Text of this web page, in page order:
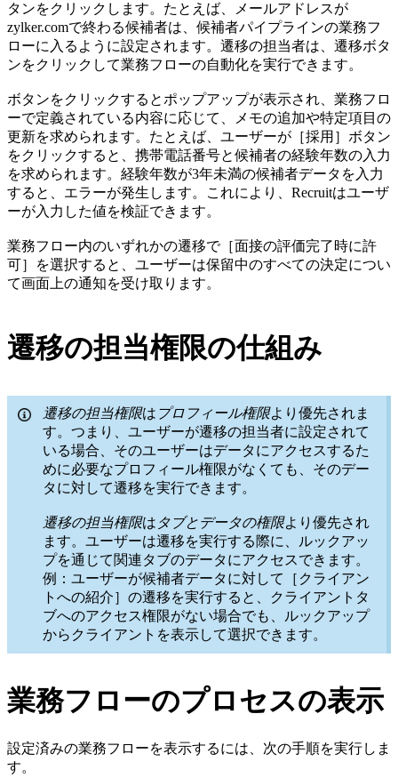
タンをクリックします。たとえば、メールアドレスが
zylker.comで終わる候補者は、候補者パイプラインの業務フ
ローに入るように設定されます。遷移の担当者は、遷移ボタ
ンをクリックして業務フローの自動化を実行できます。
ボタンをクリックするとポップアップが表示され、業務フロ
ーで定義されている内容に応じて、メモの追加や特定項目の
更新を求められます。たとえば、ユーザーが［採用］ボタン
をクリックすると、携帯電話番号と候補者の経験年数の入力
を求められます。経験年数が3年未満の候補者データを入力
すると、エラーが発生します。これにより、Recruitはユーザ
ーが入力した値を検証できます。
業務フロー内のいずれかの遷移で［面接の評価完了時に許
可］を選択すると、ユーザーは保留中のすべての決定につい
て画面上の通知を受け取ります。
遷移の担当権限の仕組み
遷移の担当権限は プロフィール権限より優先されま
す。つまり、ユーザーが遷移の担当者に設定されて
いる場合、そのユーザーはデータにアクセスするた
めに必要なプロフィール権限がなくても、そのデー
タに対して遷移を実行できます。
遷移の担当権限は タブとデータの権限より優先され
ます。ユーザーは遷移を実行する際に、ルックアッ
プを通じて関連タブのデータにアクセスできます。
例：ユーザーが候補者データに対して［クライアン
トへの紹介］の遷移を実行すると、クライアントタ
ブへのアクセス権限がない場合でも、ルックアップ
からクライアントを表示して選択できます。
業務フローのプロセスの表示
設定済みの業務フローを表示するには、次の手順を実行しま
す。